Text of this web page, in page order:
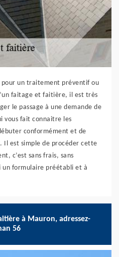
un traitement préventif ou
faitage et faitière, il est très
le passage à une demande de
vous fait connaitre les
conformément et de
Il est simple de procéder cette
c’est sans frais, sans
un formulaire préétabli et à
à Mauron, adressez-
56